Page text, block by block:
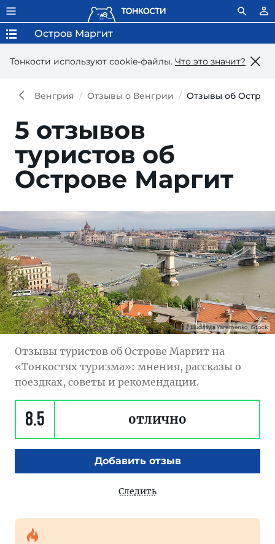
Тонкости используют сookie-файлы. Что это значит?
Остров Маргит
Венгрия Отзывы о Венгрии Отзывы об
5 отзывов
туристов об
Острове Маргит
Liudmyla Yaremenko, iStock
Отзывы туристов об Острове Маргит на
«Тонкостях туризма»: мнения, рассказы о
поездках, советы и рекомендации.
8.5 отлично
Добавить отзыв
Следить